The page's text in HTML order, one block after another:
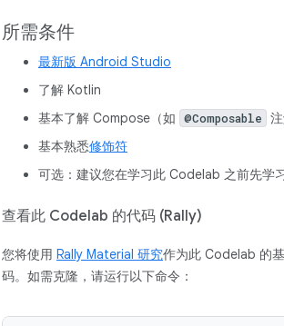
所需条件
最新版 Android Studio
了解 Kotlin
基本了解 Compose（如
@Composable
注
基本熟悉修饰符
可选：建议您在学习此 Codelab 之前先学
查看此 Codelab 的代码 (Rally)
您将使用 Rally Material 研究作为此 Codelab 的
码。如需克隆，请运行以下命令：